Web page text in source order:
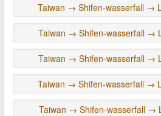
Taiwan → Shifen-wasserfall →
Taiwan → Shifen-wasserfall →
Taiwan → Shifen-wasserfall →
Taiwan → Shifen-wasserfall →
Taiwan → Shifen-wasserfall →